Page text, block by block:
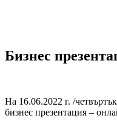
Бизнес
На 16.06.2022 г. /
бизнес презентация –